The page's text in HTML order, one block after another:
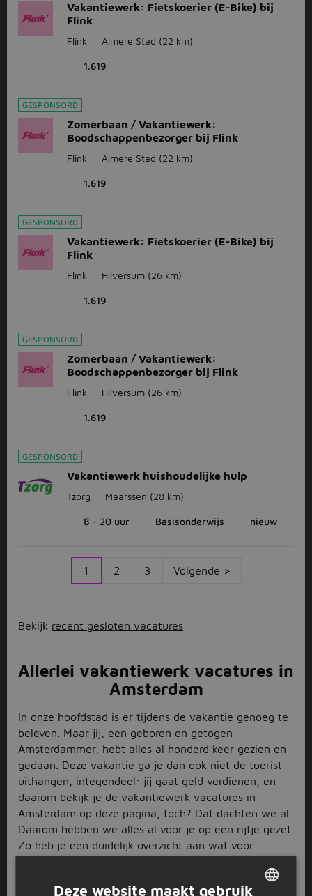
Vakantiewerk: Fietskoerier (E-Bike) bij
Flink
Flink Almere Stad (22 km)
1.619
GESPONSORD
Zomerbaan / Vakantiewerk:
Boodschappenbezorger bij Flink
Flink Almere Stad (22 km)
1.619
GESPONSORD
Vakantiewerk: Fietskoerier (E-Bike) bij
Flink
Flink Hilversum (26 km)
1.619
GESPONSORD
Zomerbaan / Vakantiewerk:
Boodschappenbezorger bij Flink
Flink Hilversum (26 km)
1.619
GESPONSORD
Vakantiewerk huishoudelijke hulp
Tzorg Maarssen (28 km)
8 - 20 uur Basisonderwijs nieuw
1 2 3 Volgende >
Bekijk recent gesloten vacatures
Allerlei vakantiewerk vacatures in
Amsterdam
In onze hoofdstad is er tijdens de vakantie genoeg te
beleven. Maar jij, een geboren en getogen
Amsterdammer, hebt alles al honderd keer gezien en
gedaan. Deze vakantie ga je dan ook niet de toerist
uithangen, integendeel: jij gaat geld verdienen, en
daarom bekijk je de vakantiewerk vacatures in
Amsterdam op deze pagina, toch? Dat dachten we al.
Daarom hebben we alles al voor je op een rijtje gezet.
Zo heb je een duidelijk overzicht aan wat voor
heeft. Wil je het aanbod nog meer verfijnen? Ook dat
kan, met gebruik van de zoekfilters. Een baan zoeken
Deze website maakt gebruik